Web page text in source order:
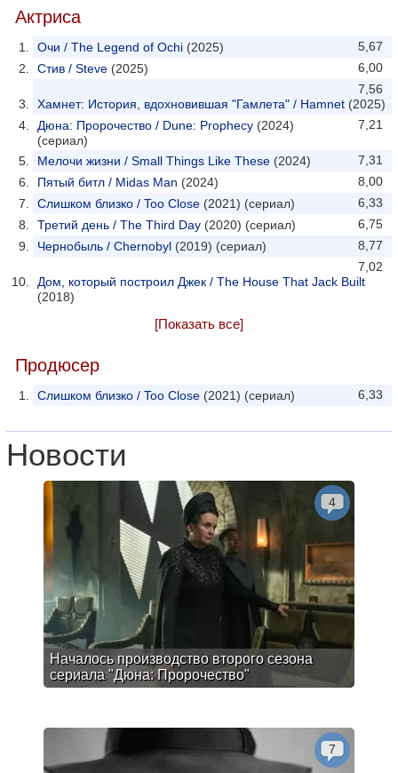
Актриса
5,67
Очи / The Legend of Ochi (2025)
6,00
Стив / Steve (2025)
7,56
Хамнет: История, вдохновившая "Гамлета" / Hamnet (2025)
7,21
Дюна: Пророчество / Dune: Prophecy (2024)
(сериал)
7,31
Мелочи жизни / Small Things Like These (2024)
8,00
Пятый битл / Midas Man (2024)
6,33
Слишком близко / Too Close (2021) (сериал)
6,75
Третий день / The Third Day (2020) (сериал)
8,77
Чернобыль / Chernobyl (2019) (сериал)
7,02
Дом, который построил Джек / The House That Jack Built
(2018)
[Показать все]
Продюсер
6,33
Слишком близко / Too Close (2021) (сериал)
Новости
Началось производство второго сезона
сериала "Дюна: Пророчество"
4
7